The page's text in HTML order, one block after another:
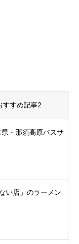
すすめ記事2
県・那須高原バスサ
い店」のラーメン